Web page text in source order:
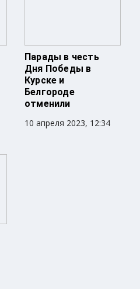
Парады в честь
Дня Победы в
Курске и
Белгороде
отменили
10 апреля 2023, 12:34